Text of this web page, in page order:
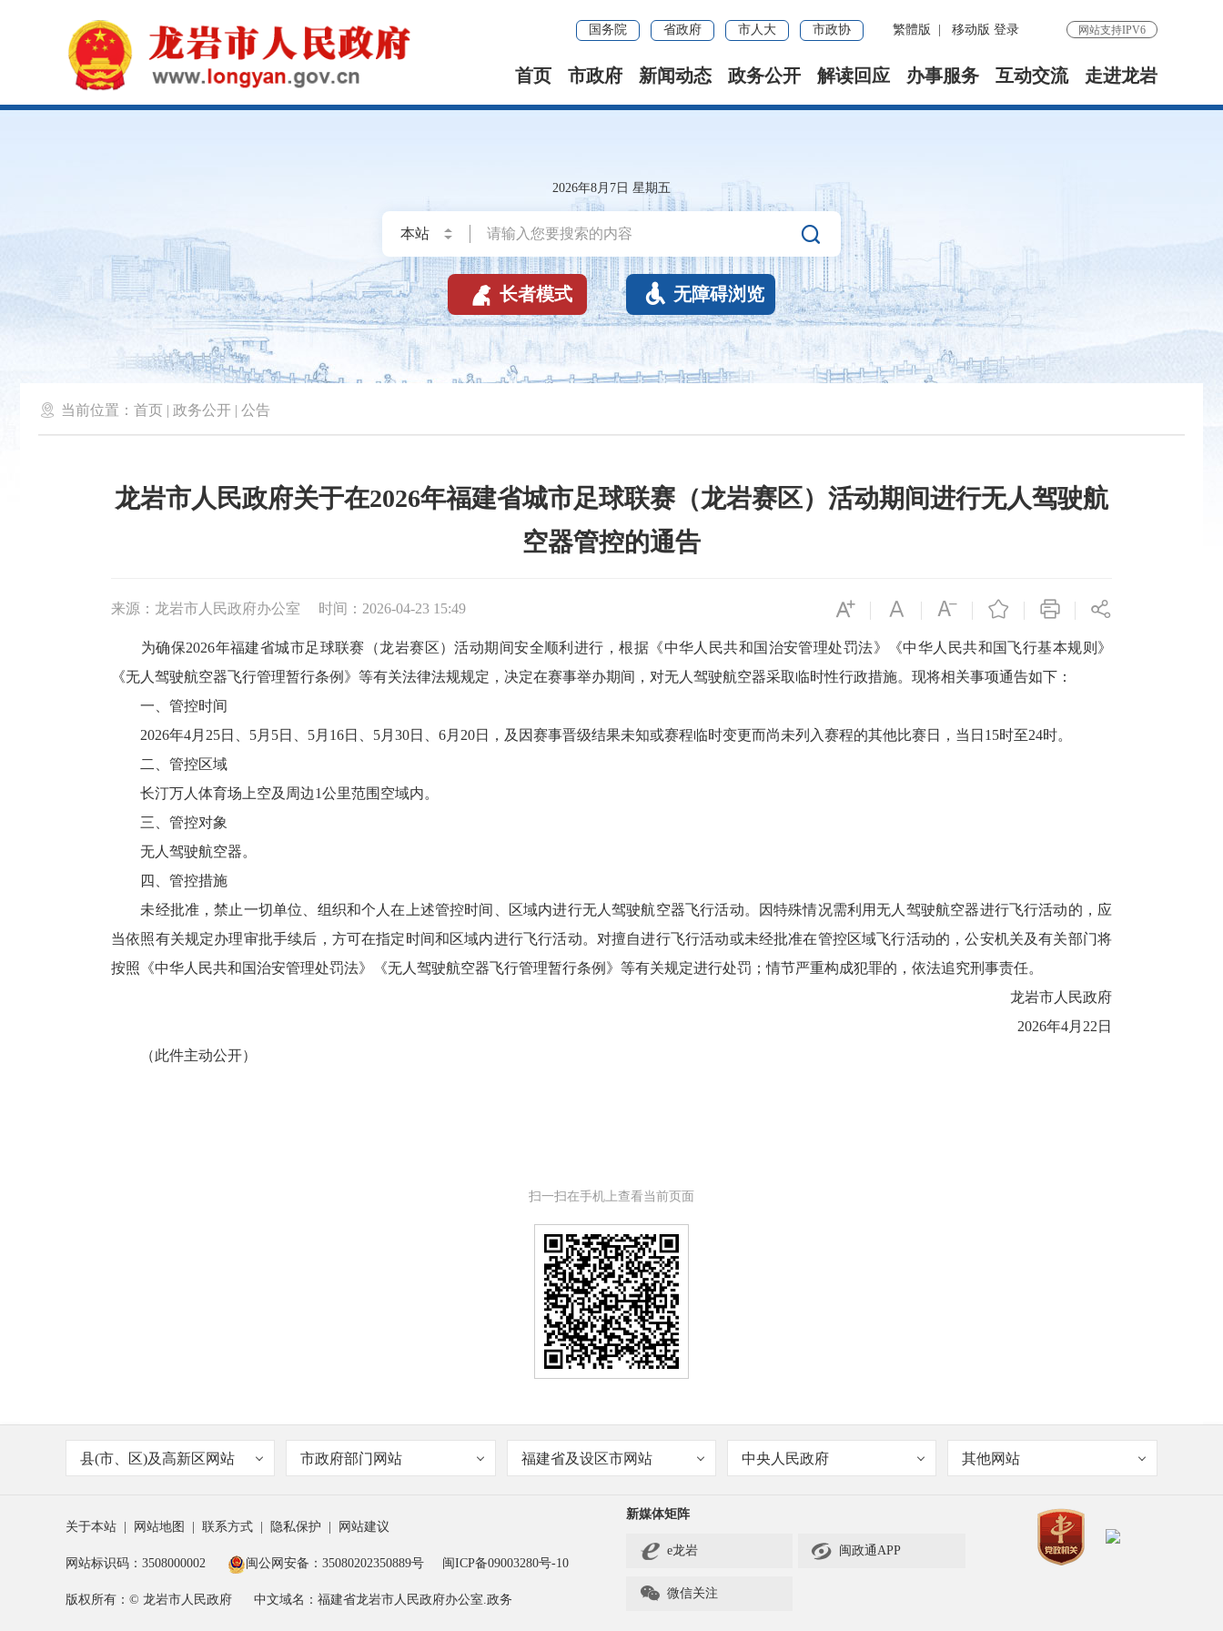
国务院 省政府 市人大 市政协 繁體版 移动版 登录 网站支持IPV6
首页 市政府 新闻动态 政务公开 解读回应 办事服务 互动交流 走进龙岩
2026年8月7日 星期五

 长者模式  无障碍浏览
 当前位置： 首页 | 政务公开 | 公告
龙岩市人民政府关于在2026年福建省城市足球联赛（龙岩赛区）活动期间进行无人驾驶航
空器管控的通告
来源：龙岩市人民政府办公室 时间：2026-04-23 15:49
为确保2026年福建省城市足球联赛（龙岩赛区）活动期间安全顺利进行，根据《中华人民共和国治安管理处罚法》《中华人民共和国飞行基本规则》
《无人驾驶航空器飞行管理暂行条例》等有关法律法规规定，决定在赛事举办期间，对无人驾驶航空器采取临时性行政措施。现将相关事项通告如下：
一、 管控时间
2026年4月25日、5月5日、5月16日、5月30日、6月20日，及因赛事晋级结果未知或赛程临时变更而尚未列入赛程的其他比赛日，当日15时至24时。
二、管控区域
长汀万人体育场上空及周边1公里范围空域内。
三、管控对象
无人驾驶航空器。
四、管控措施
未经批准，禁止一切单位、组织和个人在上述管控时间、区域内进行无人驾驶航空器飞行活动。因特殊情况需利用无人驾驶航空器进行飞行活动的，应
当依照有关规定办理审批手续后，方可在指定时间和区域内进行飞行活动。对擅自进行飞行活动或未经批准在管控区域飞行活动的，公安机关及有关部门将
按照《中华人民共和国治安管理处罚法》《无人驾驶航空器飞行管理暂行条例》等有关规定进行处罚；情节严重构成犯罪的，依法追究刑事责任。
龙岩市人民政府
2026年4月22日
（此件主动公开）
扫一扫在手机上查看当前页面
县(市、区)及高新区网站 市政府部门网站 福建省及设区市网站 中央人民政府 其他网站
关于本站 网站地图 联系方式 隐私保护 网站建议
网站标识码：3508000002 闽公网安备：35080202350889号 闽ICP备09003280号-10
版权所有：© 龙岩市人民政府 中文域名：福建省龙岩市人民政府办公室.政务
新媒体矩阵
e龙岩  闽政通APP
 微信关注